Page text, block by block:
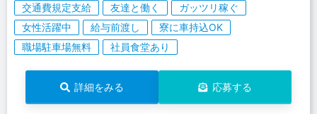
交通費規定支給
友達と働く
ガッツリ稼ぐ
女性活躍中
給与前渡し
寮に車持込OK
職場駐車場無料
社員食堂あり
詳細をみる 応募する